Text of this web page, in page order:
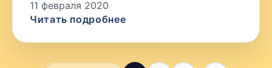
11 февраля 2020
Читать подробнее